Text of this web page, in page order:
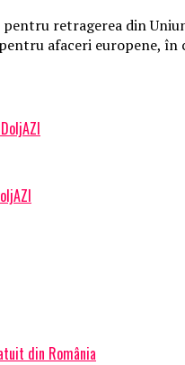
pentru retragerea din
afaceri europene,
din România